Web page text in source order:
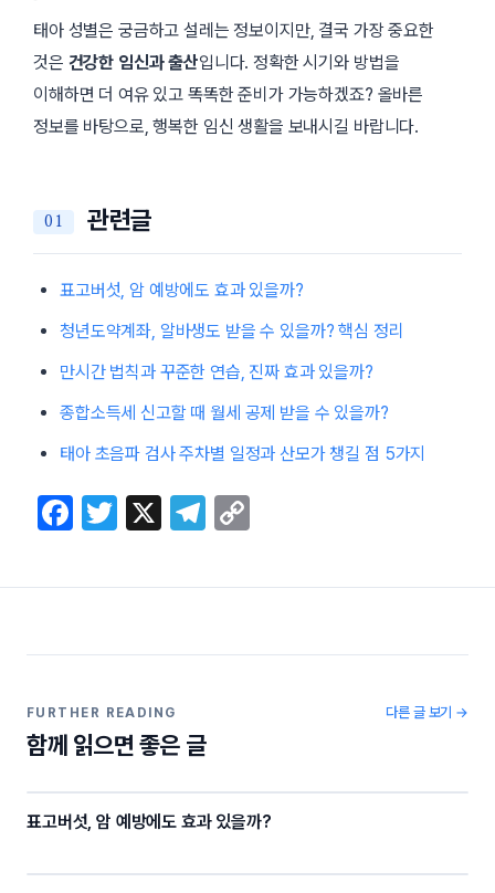
태아 성별은 궁금하고 설레는 정보이지만, 결국 가장 중요한
것은 건강한 임신과 출산입니다. 정확한 시기와 방법을
이해하면 더 여유 있고 똑똑한 준비가 가능하겠죠? 올바른
정보를 바탕으로, 행복한 임신 생활을 보내시길 바랍니다.
관련글
표고버섯, 암 예방에도 효과 있을까?
청년도약계좌, 알바생도 받을 수 있을까? 핵심 정리
만시간 법칙과 꾸준한 연습, 진짜 효과 있을까?
종합소득세 신고할 때 월세 공제 받을 수 있을까?
태아 초음파 검사 주차별 일정과 산모가 챙길 점 5가지
F
c
b
o
k
T
itt
X
T
e
a
p
Li
FURTHER READING
함께 읽으면 좋은 글
다른 글 보기 →
표고버섯, 암 예방에도 효과 있을까?